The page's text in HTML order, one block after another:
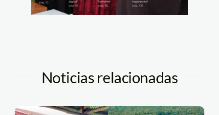
Noticias relacionadas